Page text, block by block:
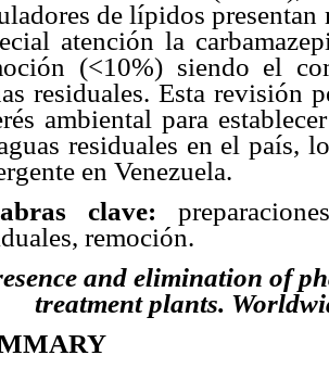
de lípidos presentan
atención la
(<10%) siendo el
residuales. Esta revisión
ambiental para
residuales en el país,
en Venezuela.
clave:
remoción.
and elimination of
treatment plants.